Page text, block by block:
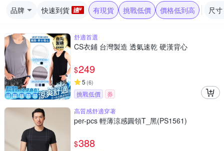
品牌 快速到貨 有現貨 挑戰低價 價格低到高 尺寸
舒適首選
CS衣鋪 台灣製造 透氣速乾 硬漢背心
$249
5 (6)
挑戰低價
券
高質感舒適穿著
per-pcs 輕薄涼感圓領T_黑(PS1561)
$388